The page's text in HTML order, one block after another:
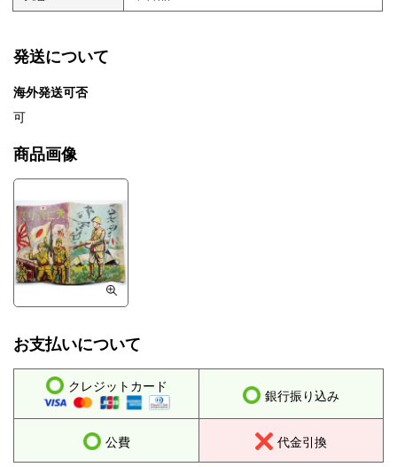
発送について
海外発送可否
可
商品画像
お支払いについて
クレジットカード
銀行振り込み
公費 代金引換